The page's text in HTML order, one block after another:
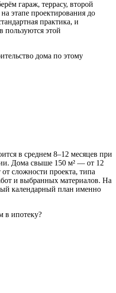
гараж, террасу, второй
этапе проектирования до
практика, и
пользуются этой
дома по этому
в среднем 8–12 месяцев при
Дома свыше 150 м² — от 12
сложности проекта, типа
и выбранных материалов. На
календарный план именно
в ипотеку?